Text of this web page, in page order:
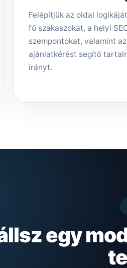
Felépítjük az oldal
fő szakaszokat, a helyi
szempontokat, valamint az
ajánlatkérést segítő
irányt.
egy